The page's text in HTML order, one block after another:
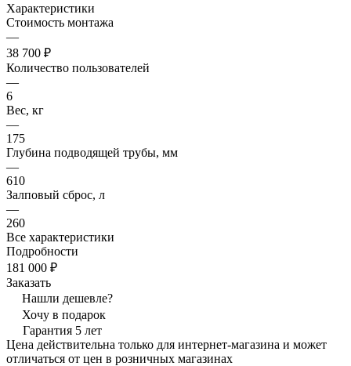
Характеристики
Стоимость монтажа
—
38 700 ₽
Количество пользователей
—
6
Вес, кг
—
175
Глубина подводящей трубы, мм
—
610
Залповый сброс, л
—
260
Все характеристики
Подробности
181 000 ₽
Заказать
Нашли дешевле?
Хочу в подарок
Гарантия 5 лет
Цена действительна только для интернет-магазина и может
отличаться от цен в розничных магазинах